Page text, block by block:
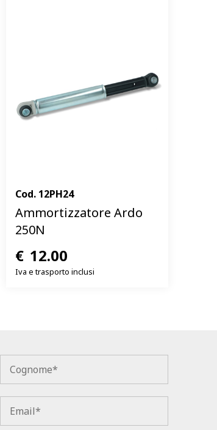
Cod. 12PH24
Ammortizzatore Ardo
250N
€ 12.00
Iva e trasporto inclusi